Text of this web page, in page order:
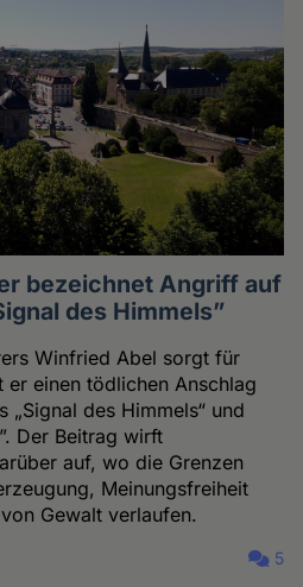
bezeichnet Angriff auf
des Himmels”
Winfried Abel sorgt für
er einen tödlichen Anschlag
„Signal des Himmels“ und
Der Beitrag wirft
auf, wo die Grenzen
Meinungsfreiheit
Gewalt verlaufen.
5